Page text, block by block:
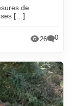
de
ses […]
26 0